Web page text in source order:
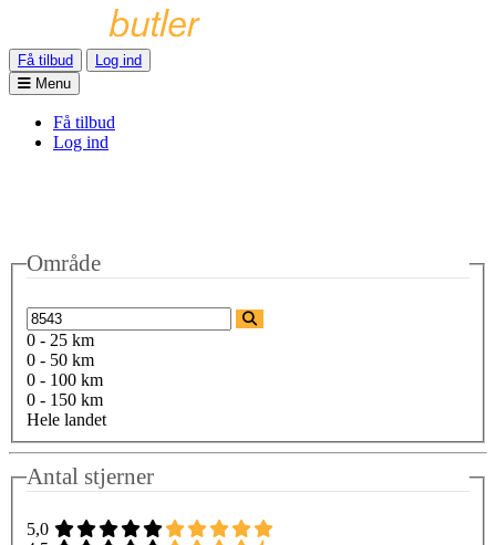
Få tilbud
Log ind
Menu
Få tilbud
Log ind
Område
0 - 25 km
0 - 50 km
0 - 100 km
0 - 150 km
Hele landet
Antal stjerner
5,0